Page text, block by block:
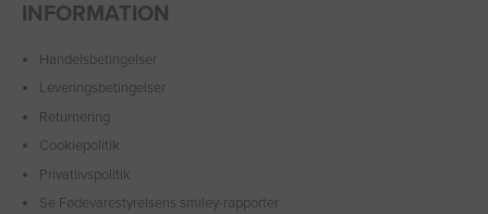
INFORMATION
Handelsbetingelser
Leveringsbetingelser
Returnering
Cookiepolitik
Privatlivspolitik
Se Fødevarestyrelsens smiley-rapporter